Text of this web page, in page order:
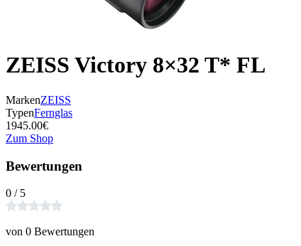
ZEISS Victory 8×32 T* FL
MarkenZEISS
TypenFernglas
1945.00€
Zum Shop
Bewertungen
0 / 5
von 0 Bewertungen